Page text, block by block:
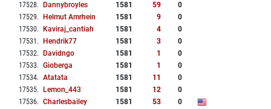
17528. Dannybroyles 1581 59
0
17529. Helmut Amrhein 1581 9
0
17530. Kaviraj_cantiah 1581 4
0
17531 . Hendrik77 1581 3
0
17532. Davidngo 1581 1
0
17533. Gioberga 1581 1
0
17534. Atatata 1581 11
0
17535. Lemon_443 1581 12
0
17536. Charlesbailey 1581 53
0